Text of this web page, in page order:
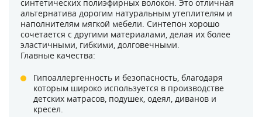
синтетических полиэфирных волокон. Это отличная
альтернатива дорогим натуральным утеплителям и
наполнителям мягкой мебели. Синтепон хорошо
сочетается с другими материалами, делая их более
эластичными, гибкими, долговечными.
Главные качества:
Гипоаллергенность и безопасность, благодаря
которым широко используется в производстве
детских матрасов, подушек, одеял, диванов и
кресел.